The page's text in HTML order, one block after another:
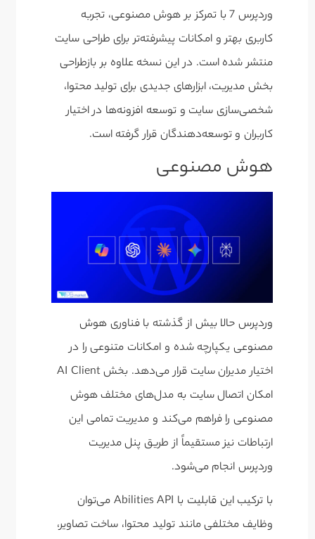
وردپرس 7 با تمرکز بر هوش مصنوعی، تجربه
کاربری بهتر و امکانات پیشرفته‌تر برای طراحی سایت
منتشر شده است. در این نسخه علاوه بر بازطراحی
بخش مدیریت، ابزارهای جدیدی برای تولید محتوا،
شخصی‌سازی سایت و توسعه افزونه‌ها در اختیار
کاربران و توسعه‌دهندگان قرار گرفته است.
هوش مصنوعی
وردپرس حالا بیش از گذشته با فناوری هوش
مصنوعی یکپارچه شده و امکانات متنوعی را در
اختیار مدیران سایت قرار می‌دهد. بخش AI Client
امکان اتصال سایت به مدل‌های مختلف هوش
مصنوعی را فراهم می‌کند و مدیریت تمامی این
ارتباطات نیز مستقیماً از طریق پنل مدیریت
وردپرس انجام می‌شود.
با ترکیب این قابلیت با Abilities API می‌توان
وظایف مختلفی مانند تولید محتوا، ساخت تصاویر،